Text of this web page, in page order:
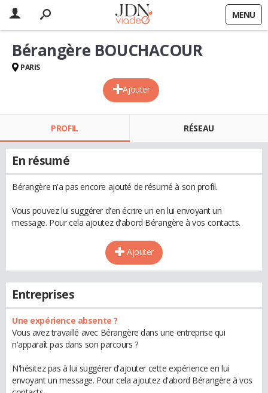
MENU
Ajouter
Bérangère BOUCHACOUR
PARIS
PROFIL RÉSEAU
En résumé
Bérangère n'a pas encore ajouté de résumé à son profil.
Vous pouvez lui suggérer d'en écrire un en lui envoyant un
message. Pour cela ajoutez d'abord Bérangère à vos contacts.
Ajouter
Entreprises
Une expérience absente ?
Vous avez travaillé avec Bérangère dans une entreprise qui
n'apparaît pas dans son parcours ?
N'hésitez pas à lui suggérer d'ajouter cette expérience en lui
envoyant un message. Pour cela ajoutez d'abord Bérangère à vos